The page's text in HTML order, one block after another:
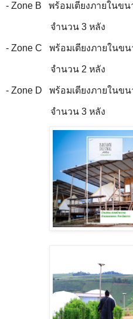
- Zone B พร้อมเตียงภายในขน
จำนวน 3 หลัง
- Zone C พร้อมเตียงภายในข
จำนวน 2 หลัง
- Zone D พร้อมเตียงภายในข
จำนวน 3 หลัง